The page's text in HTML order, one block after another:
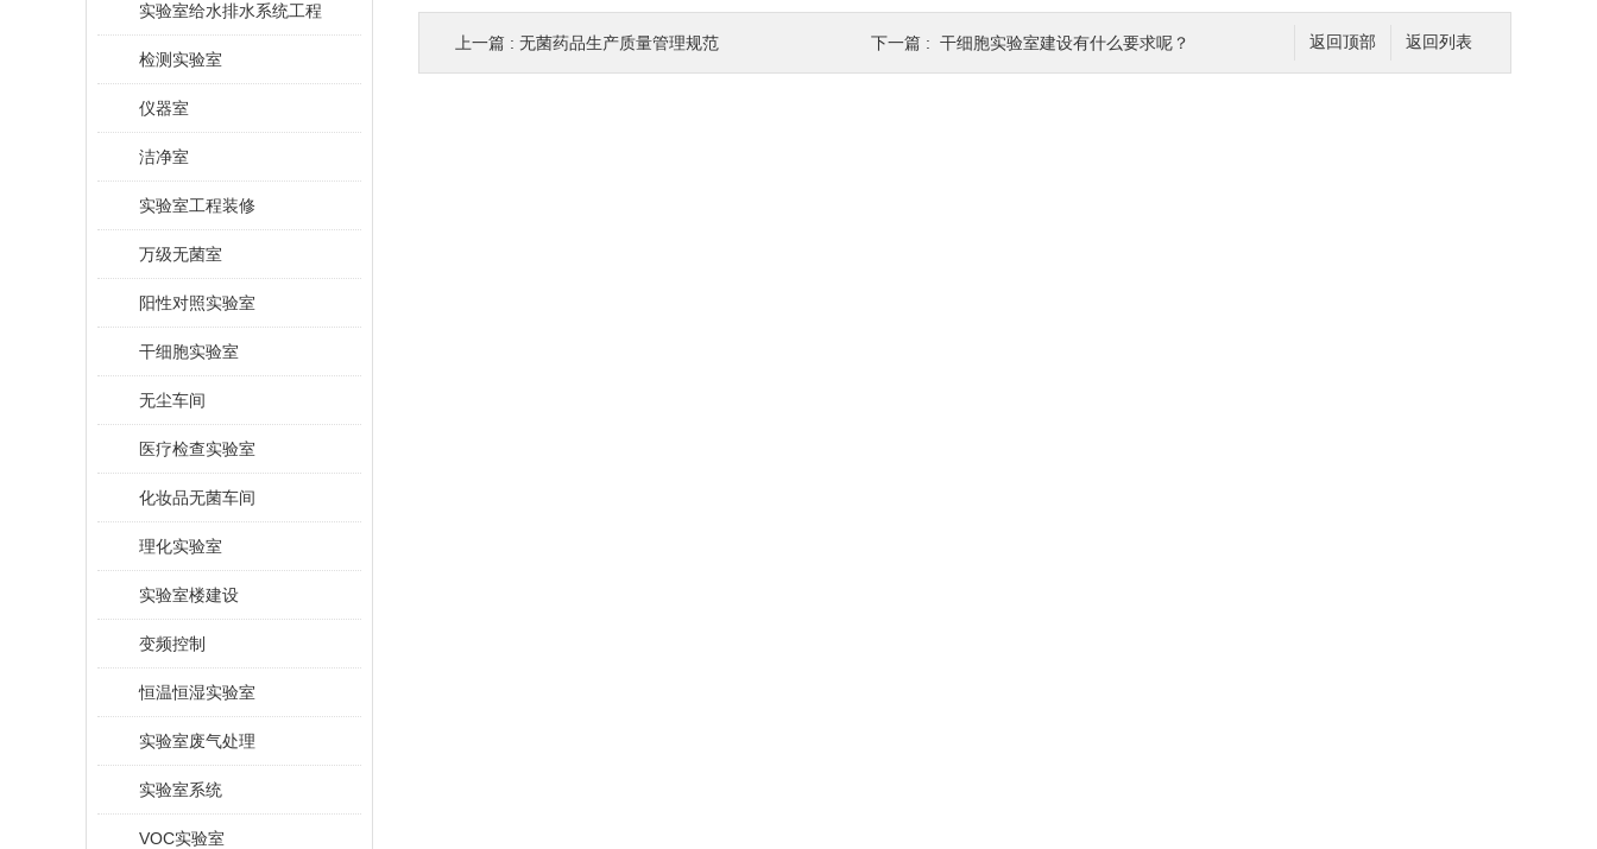
实验室给水排水系统工程
检测实验室
仪器室
洁净室
实验室工程装修
万级无菌室
阳性对照实验室
干细胞实验室
无尘车间
医疗检查实验室
化妆品无菌车间
理化实验室
实验室楼建设
变频控制
恒温恒湿实验室
实验室废气处理
实验室系统
VOC实验室
返回列表
返回顶部
上一篇 : 无菌药品生产质量管理规范 下一篇 : 干细胞实验室建设有什么要求呢？